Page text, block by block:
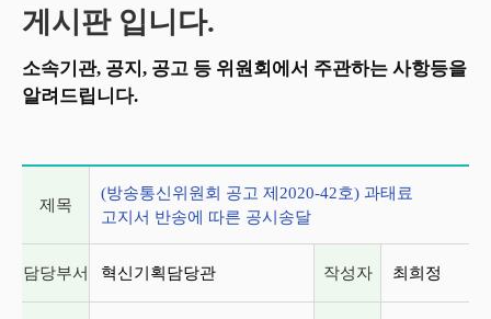
게시판 입니다.
소속기관, 공지, 공고 등 위원회에서 주관하는 사항등을
알려드립니다.
제목
(방송통신위원회 공고 제2020-42호) 과태료
고지서 반송에 따른 공시송달
담당부서 혁신기획담당관 작성자 최희정